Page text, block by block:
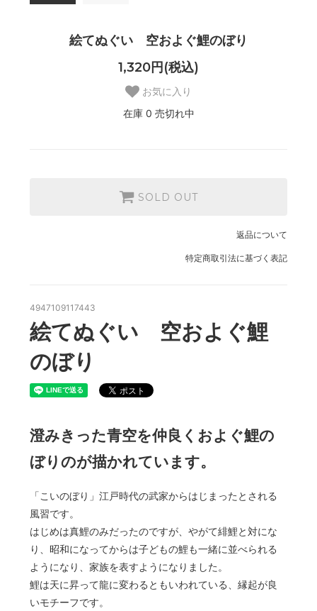
絵てぬぐい 空およぐ鯉のぼり
1,320円(税込)
お気に入り
在庫 0 売切れ中
SOLD OUT
返品について
特定商取引法に基づく表記
4947109117443
絵てぬぐい 空およぐ鯉
のぼり
澄みきった青空を仲良くおよぐ鯉の
ぼりのが描かれています。
「こいのぼり」江戸時代の武家からはじまったとされる
風習です。
はじめは真鯉のみだったのですが、やがて緋鯉と対にな
り、昭和になってからは子どもの鯉も一緒に並べられる
ようになり、家族を表すようになりました。
鯉は天に昇って龍に変わるともいわれている、縁起が良
いモチーフです。